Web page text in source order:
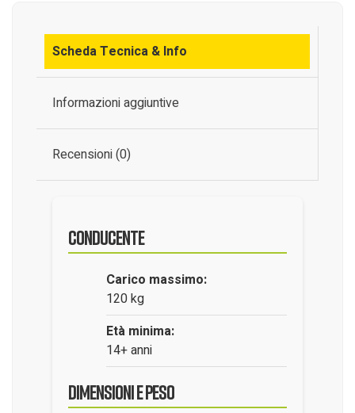
Scheda Tecnica & Info
Informazioni aggiuntive
Recensioni (0)
Conducente
Carico massimo:
120 kg
Età minima:
14+ anni
Dimensioni e Peso